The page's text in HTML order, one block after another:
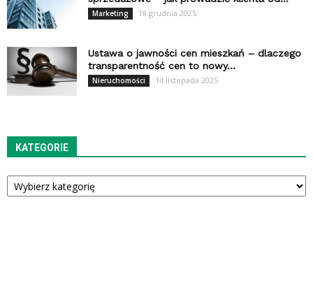
Marketing 18 grudnia 2025
Ustawa o jawności cen mieszkań – dlaczego
transparentność cen to nowy...
Nieruchomości 14 listopada 2025
KATEGORIE
Kategorie